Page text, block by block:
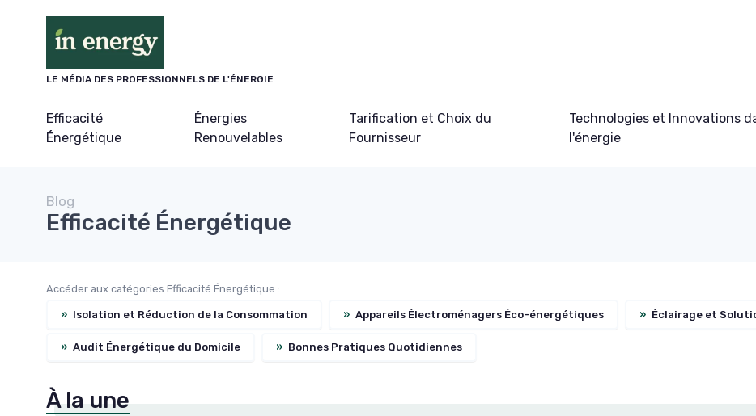
LE MÉDIA DES PROFESSIONNELS DE L'ÉNERGIE
Efficacité
Énergétique
Énergies
Renouvelables
Tarification et Choix du
Fournisseur
Technologies et Innovations
l'énergie
Blog
Efficacité Énergétique
Accéder aux catégories Efficacité Énergétique :
» Isolation et Réduction de la Consommation » Appareils Électroménagers Éco-énergétiques » Éclairage et
» Audit Énergétique du Domicile » Bonnes Pratiques Quotidiennes
À la une